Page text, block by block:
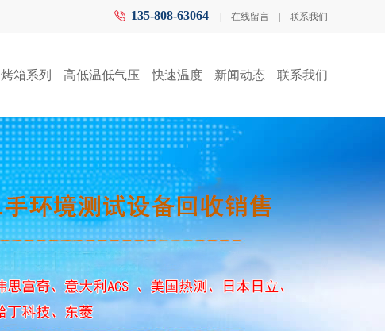
135-808-63064 在线留言 联系我们
烤箱系列 高低温低气压 快速温度 新闻动态 联系我们